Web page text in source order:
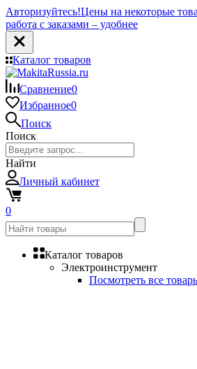
Авторизуйтесь!Цены на некоторые
работа с заказами – удобнее
Каталог товаров
Сравнение0
Избранное0
Поиск
Поиск
Найти
Личный кабинет
0
Каталог товаров
Электроинструмент
Посмотреть все